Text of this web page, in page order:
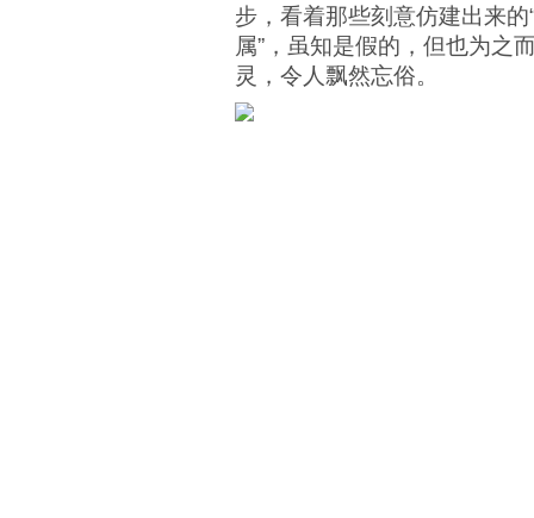
步，看着那些刻意仿建出来的
属”，虽知是假的，但也为之
灵，令人飘然忘俗。